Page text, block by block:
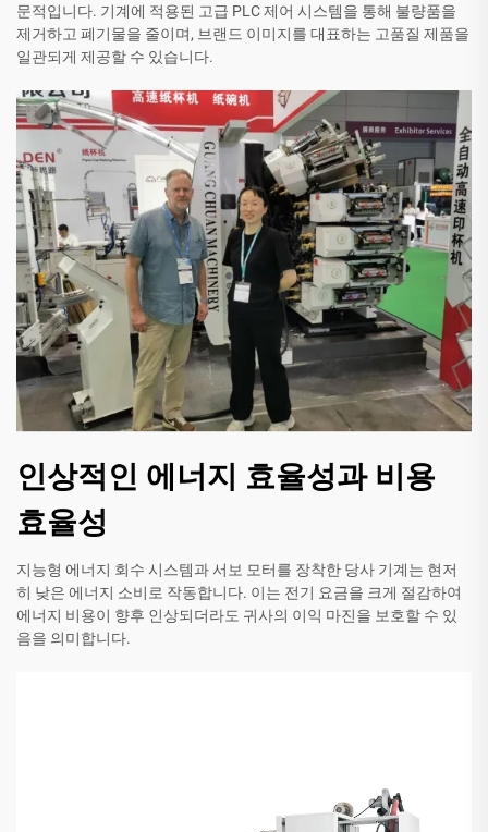
문적입니다. 기계에 적용된 고급 PLC 제어 시스템을 통해 불량품을
제거하고 폐기물을 줄이며, 브랜드 이미지를 대표하는 고품질 제품을
일관되게 제공할 수 있습니다.
인상적인 에너지 효율성과 비용
효율성
지능형 에너지 회수 시스템과 서보 모터를 장착한 당사 기계는 현저
히 낮은 에너지 소비로 작동합니다. 이는 전기 요금을 크게 절감하여
에너지 비용이 향후 인상되더라도 귀사의 이익 마진을 보호할 수 있
음을 의미합니다.